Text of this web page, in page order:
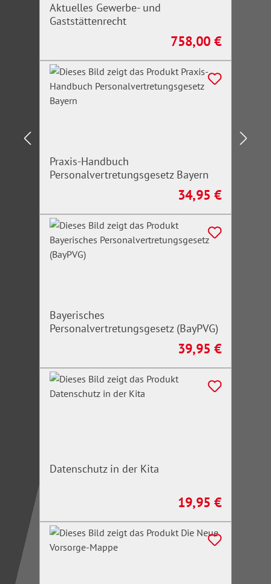
Aktuelles Gewerbe- und
Gaststättenrecht
Regulärer Preis:
758,00 €
Praxis-Handbuch
Personalvertretungsgesetz Bayern
Regulärer Preis:
34,95 €
Bayerisches
Personalvertretungsgesetz (BayPVG)
Regulärer Preis:
39,95 €
Datenschutz in der Kita
Regulärer Preis:
19,95 €